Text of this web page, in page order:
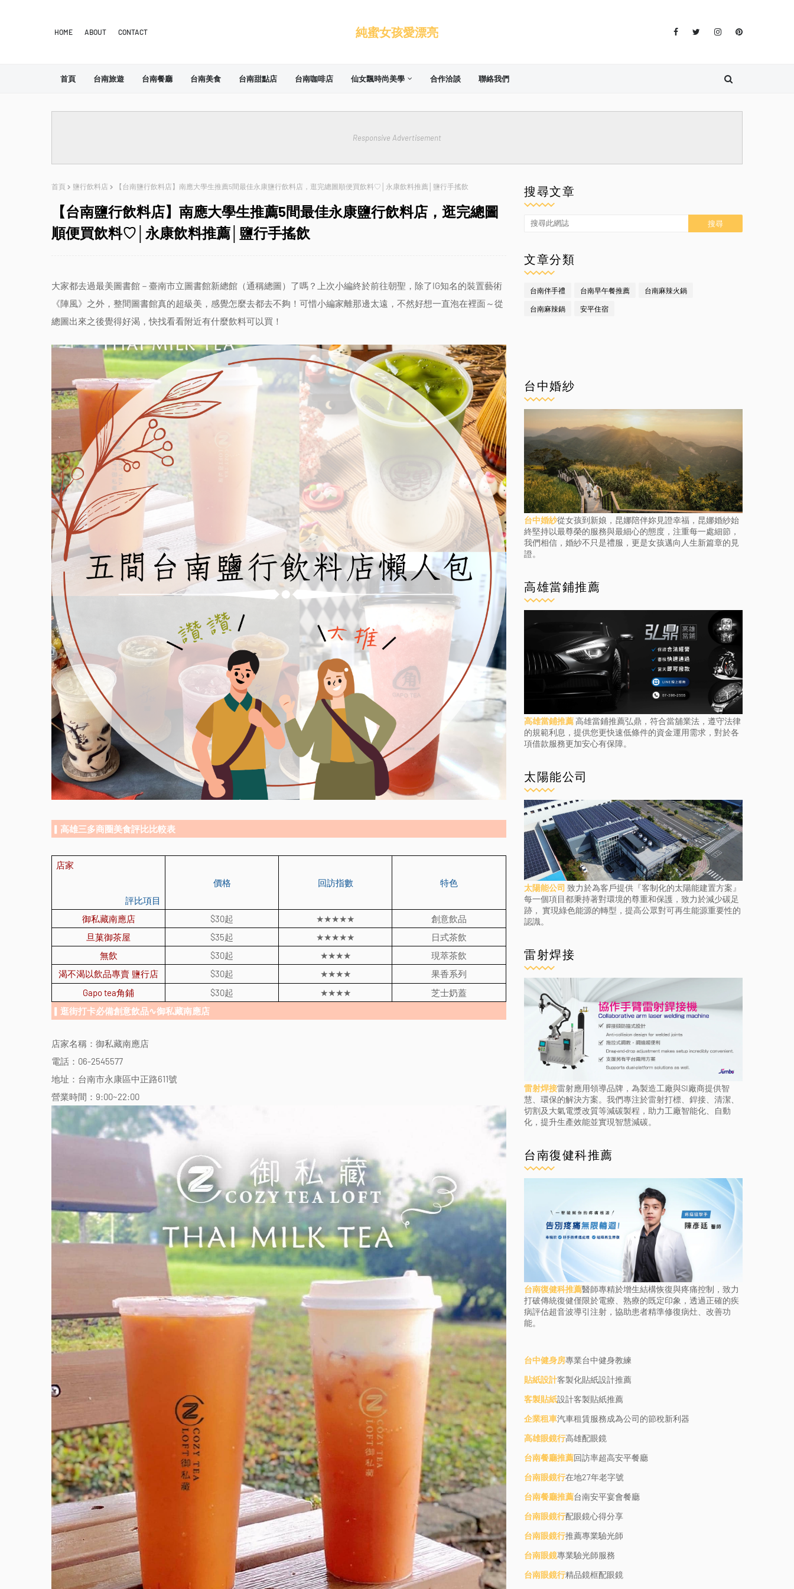
HOME ABOUT CONTACT 純蜜女孩愛漂亮
首頁 台南旅遊 台南餐廳 台南美食 台南甜點店 台南咖啡店 仙女飄時尚美學 合作洽談 聯絡我們
Responsive Advertisement
首頁 鹽行飲料店 【台南鹽行飲料店】南應大學生推薦5間最佳永康鹽行飲料店，逛完總圖順便買飲料♡│永康飲料推薦│鹽行手搖飲
【台南鹽行飲料店】南應大學生推薦5間最佳永康鹽行飲料店，逛完總圖
順便買飲料♡│永康飲料推薦│鹽行手搖飲
大家都去過最美圖書館－臺南市立圖書館新總館（通稱總圖）了嗎？上次小編終於前往朝聖，除了IG知名的裝置藝術
《陣風》之外，整間圖書館真的超級美，感覺怎麼去都去不夠！可惜小編家離那邊太遠，不然好想一直泡在裡面～從
總圖出來之後覺得好渴，快找看看附近有什麼飲料可以買！
▎高雄三多商圈美食評比比較表
店家
評比項目
價格 回訪指數 特色
御私藏南應店 $30起 ★★★★★
創意飲品
旦菓御茶屋
$35起 ★★★★★
日式茶飲
無飲
$30起 ★★★★ 現萃茶飲
渴不渴以飲品專賣 鹽行店 $30起 ★★★★
果香系列
Gapo tea角鋪 $30起 ★★★★
芝士奶蓋
▎逛街打卡必備創意飲品∿御私藏南應店
店家名稱：御私藏南應店
電話：06-2545577
地址：台南市永康區中正路611號
營業時間：9:00~22:00
搜尋文章
文章分類
台南伴手禮 台南早午餐推薦 台南麻辣火鍋
台南麻辣鍋 安平住宿
台中婚紗
台中婚紗從女孩到新娘，昆娜陪伴妳見證幸福，昆娜婚紗始
終堅持以最尊榮的服務與最細心的態度，注重每一處細節，
我們相信，婚紗不只是禮服，更是女孩邁向人生新篇章的見
證。
高雄當鋪推薦
高雄當鋪推薦高雄當鋪推薦弘鼎，符合當舖業法，遵守法律
的規範利息，提供您更快速低條件的資金運用需求，對於各
項借款服務更加安心有保障。
太陽能公司
太陽能公司 致力於為客戶提供『客制化的太陽能建置方案』
每一個項目都秉持著對環境的尊重和保護，致力於減少碳足
跡， 實現綠色能源的轉型，提高公眾對可再生能源重要性的
認識。
雷射焊接
雷射焊接雷射應用領導品牌，為製造工廠與SI廠商提供智
慧、環保的解決方案。我們專注於雷射打標、銲接、清潔、
切割及大氣電漿改質等減碳製程，助力工廠智能化、自動
化，提升生產效能並實現智慧減碳。
台南復健科推薦
台南復健科推薦醫師專精於增生結構恢復與疼痛控制，致力
打破傳統復健僅限於電療、熟療的既定印象，透過正確的疾
病評估超音波導引注射，協助患者精準修復病灶、改善功
能。
台中健身房專業台中健身教練
貼紙設計客製化貼紙設計推薦
客製貼紙設計客製貼紙推薦
企業租車汽車租賃服務成為公司的節稅新利器
高雄眼鏡行高雄配眼鏡
台南餐廳推薦回訪率超高安平餐廳
台南眼鏡行在地27年老字號
台南餐廳推薦台南安平宴會餐廳
台南眼鏡行配眼鏡心得分享
台南眼鏡行推薦專業驗光師
台南眼鏡專業驗光師服務
台南眼鏡行精品鏡框配眼鏡